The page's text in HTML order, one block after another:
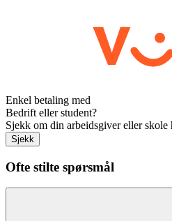
Enkel betaling med
Bedrift eller student?
Sjekk om din arbeidsgiver eller skole
Sjekk
Ofte stilte spørsmål